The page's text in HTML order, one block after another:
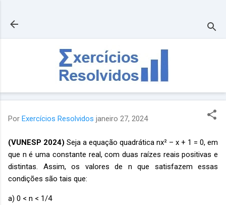
Por Exercícios Resolvidos janeiro 27, 2024
(VUNESP 2024) Seja a equação quadrática nx² – x + 1 = 0, em
que n é uma constante real, com duas raízes reais positivas e
distintas. Assim, os valores de n que satisfazem essas
condições são tais que:
a) 0 < n < 1/4